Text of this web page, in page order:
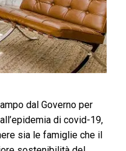
dal Governo per
di covid-19,
sia le famiglie che il